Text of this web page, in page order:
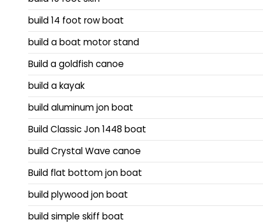
build 14 foot row boat
build a boat motor stand
Build a goldfish canoe
build a kayak
build aluminum jon boat
Build Classic Jon 1448 boat
build Crystal Wave canoe
Build flat bottom jon boat
build plywood jon boat
build simple skiff boat